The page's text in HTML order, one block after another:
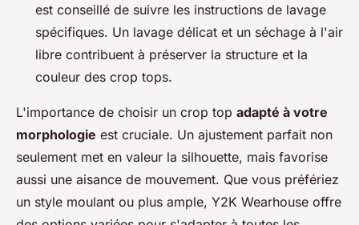
est conseillé de suivre les instructions de lavage
spécifiques. Un lavage délicat et un séchage à l'air
libre contribuent à préserver la structure et la
couleur des crop tops.
L'importance de choisir un crop top adapté à votre
morphologie est cruciale. Un ajustement parfait non
seulement met en valeur la silhouette, mais favorise
aussi une aisance de mouvement. Que vous préfériez
un style moulant ou plus ample, Y2K Wearhouse offre